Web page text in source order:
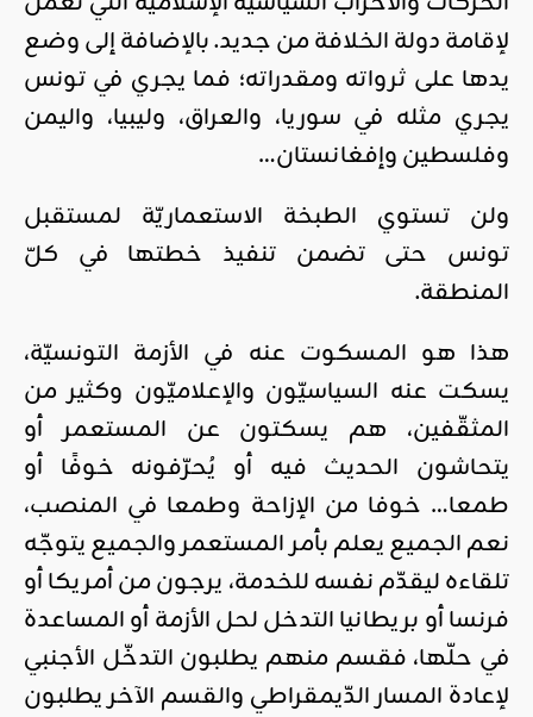
لإقامة دولة الخلافة من جديد. بالإضافة إلى وضع
يدها على ثرواته ومقدراته؛ فما يجري في تونس
يجري مثله في سوريا، والعراق، وليبيا، واليمن
وفلسطين وإفغانستان…
ولن تستوي الطبخة الاستعماريّة لمستقبل
تونس حتى تضمن تنفيذ خطتها في كلّ
المنطقة.
هذا هو المسكوت عنه في الأزمة التونسيّة،
يسكت عنه السياسيّون والإعلاميّون وكثير من
المثقّفين، هم يسكتون عن المستعمر أو
يتحاشون الحديث فيه أو يُحرّفونه خوفًا أو
طمعا… خوفا من الإزاحة وطمعا في المنصب،
نعم الجميع يعلم بأمر المستعمر والجميع يتوجّه
تلقاءه ليقدّم نفسه للخدمة، يرجون من أمريكا أو
فرنسا أو بريطانيا التدخل لحل الأزمة أو المساعدة
في حلّها، فقسم منهم يطلبون التدخّل الأجنبي
لإعادة المسار الدّيمقراطي والقسم الآخر يطلبون